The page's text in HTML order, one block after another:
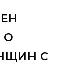
О
С